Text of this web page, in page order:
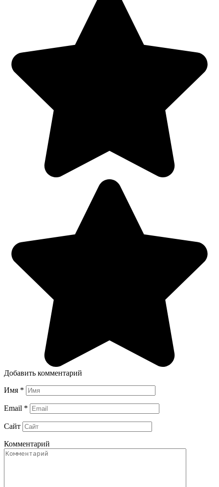
Добавить комментарий
Имя *
Email *
Сайт
Комментарий